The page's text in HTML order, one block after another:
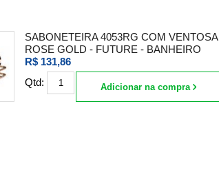
SABONETEIRA 4053RG COM VENTOSA
ROSE GOLD - FUTURE - BANHEIRO
R$ 131,86
Qtd:
Adicionar na compra